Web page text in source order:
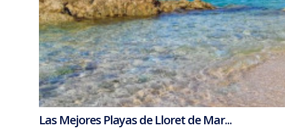
Las Mejores Playas de Lloret de Mar...